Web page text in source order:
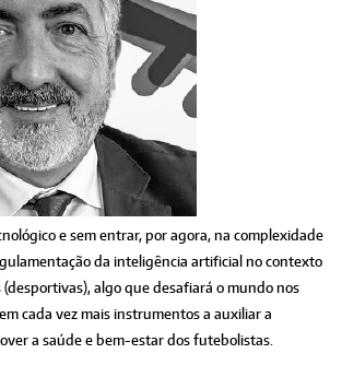
e sem entrar, por agora, na complexidade
da inteligência artificial no contexto
(desportivas), algo que desafiará o mundo nos
cada vez mais instrumentos a auxiliar a
a saúde e bem-estar dos futebolistas.